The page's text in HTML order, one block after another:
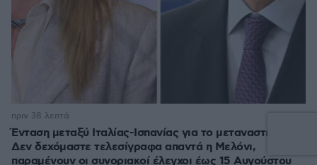
Ένταση μεταξύ Ιταλίας-Ισπανίας για το μεταναστευτικό:
Δεν δεχόμαστε τελεσίγραφα απαντά η Μελόνι,
παραμένουν οι συνοριακοί έλεγχοι έως 15 Αυγούστου
πριν 38 λεπτά